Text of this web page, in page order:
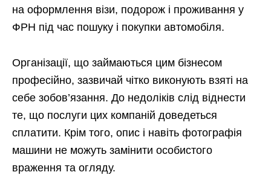
на оформлення візи, подорож і проживання у
ФРН під час пошуку і покупки автомобіля.
Організації, що займаються цим бізнесом
професійно, зазвичай чітко виконують взяті на
себе зобов’язання. До недоліків слід віднести
те, що послуги цих компаній доведеться
сплатити. Крім того, опис і навіть фотографія
машини не можуть замінити особистого
враження та огляду.